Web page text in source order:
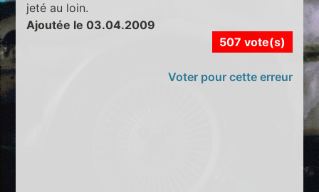
jeté au loin.
Ajoutée le 03.04.2009
507 vote(s)
Voter pour cette erreur